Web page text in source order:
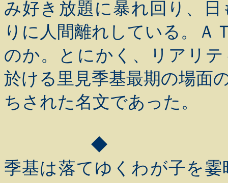
み好き放題に暴れ回り、
りに人間離れしている。Ａ
のか。とにかく、リアリ
於ける里見季基最期の場面
ちされた名文であった。
◆
季基は落てゆくわが子を